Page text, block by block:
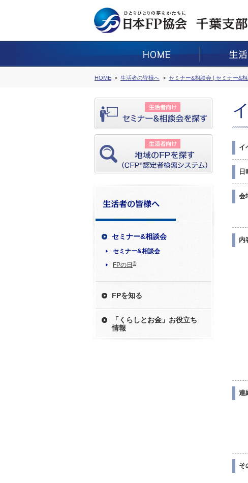
HOME 生活者の皆様へ セミナー&相談会 | セミナー&
セミナー&相談会
セミナー&相談会
FPの日 ®
FPを知る
「くらしとお金」お役立ち
情報
イ
日
会
内
連
そ